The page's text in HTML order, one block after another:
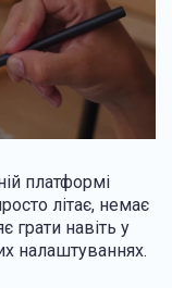
платформі
літає, немає
грати навіть у
налаштуваннях.